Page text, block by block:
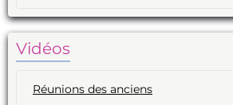
Vidéos
Réunions des anciens